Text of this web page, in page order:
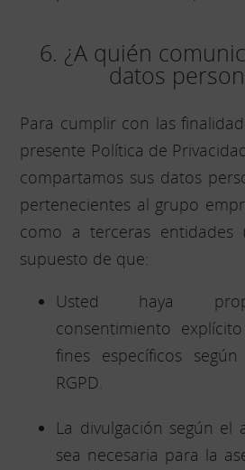
6. ¿A quién
datos
Para cumplir con las
presente Política de
compartamos sus datos
pertenecientes al grupo
como a terceras entidades
supuesto de que:
Usted haya
consentimiento
fines específicos
RGPD.
La divulgación según el
sea necesaria para la